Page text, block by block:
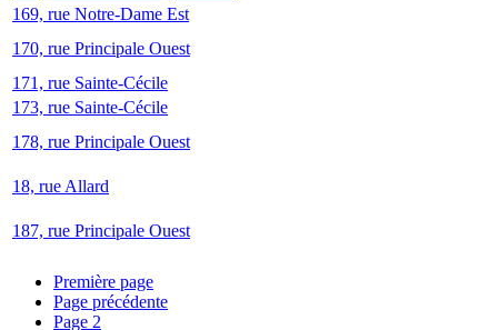
169, rue Notre-Dame Est
170, rue Principale Ouest
171, rue Sainte-Cécile
173, rue Sainte-Cécile
178, rue Principale Ouest
18, rue Allard
187, rue Principale Ouest
Première page
Page précédente
Page 2